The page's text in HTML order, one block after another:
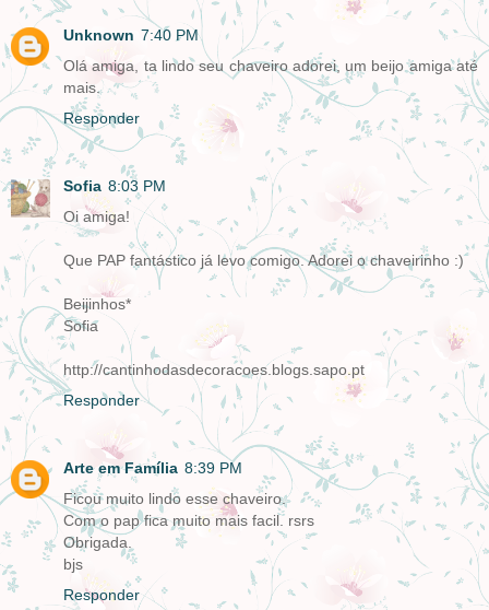
Unknown 7:40 PM
Olá amiga, ta lindo seu chaveiro adorei, um beijo amiga até
mais.
Responder
Sofia 8:03 PM
Oi amiga!
Que PAP fantástico já levo comigo. Adorei o chaveirinho :)
Beijinhos*
Sofia
http://cantinhodasdecoracoes.blogs.sapo.pt
Responder
Arte em Família 8:39 PM
Ficou muito lindo esse chaveiro.
Com o pap fica muito mais facil. rsrs
Obrigada.
bjs
Responder